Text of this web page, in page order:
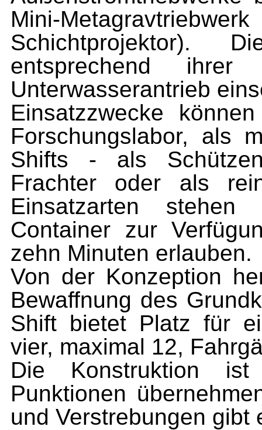
Mini-
Schichtprojektor).
entsprechend
Unterwasserantrieb
Einsatzzwecke
Forschungslabor, als
Shifts - als
Frachter oder als
Einsatzarten stehen
Container zur
zehn Minuten erlauben.
Von der Konzeption
Bewaffnung des
Shift bietet Platz für
vier, maximal 12,
Die Konstruktion ist
Punktionen
und Verstrebungen gibt